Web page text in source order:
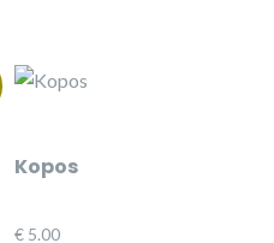
Kopos
€ 5.00